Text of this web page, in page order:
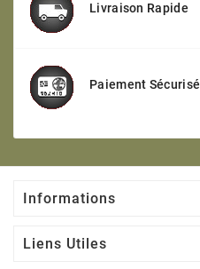
Livraison Rapide
Paiement Sécurisé
Informations
Liens Utiles